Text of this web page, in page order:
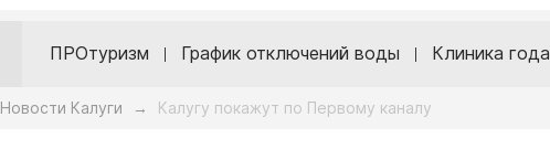
ПРОтуризм График отключений воды Клиника года
Новости Калуги → Калугу покажут по Первому каналу